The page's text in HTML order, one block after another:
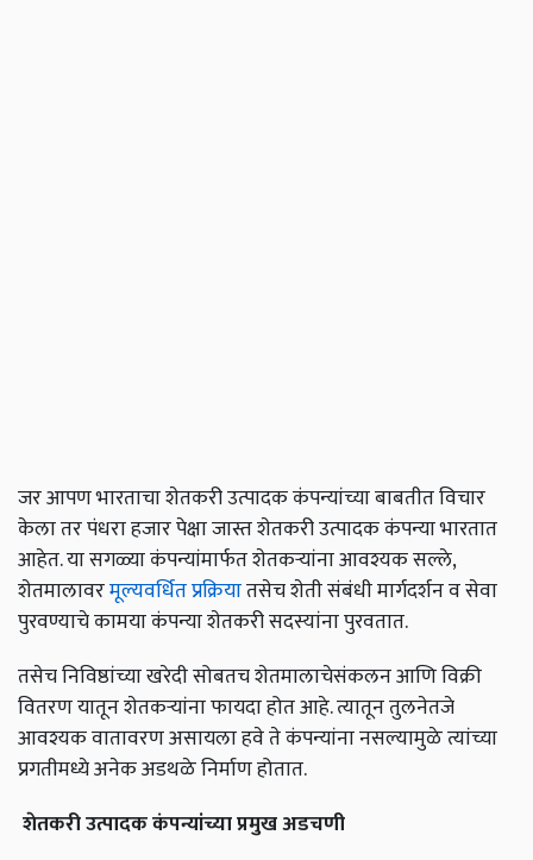
जर आपण भारताचा शेतकरी उत्पादक कंपन्यांच्या बाबतीत विचार
केला तर पंधरा हजार पेक्षा जास्त शेतकरी उत्पादक कंपन्या भारतात
आहेत. या सगळ्या कंपन्यांमार्फत शेतकऱ्यांना आवश्यक सल्ले,
शेतमालावरमूल्यवर्धित प्रक्रियातसेच शेती संबंधी मार्गदर्शन व सेवा
पुरवण्याचे कामया कंपन्या शेतकरी सदस्यांना पुरवतात.
तसेच निविष्ठांच्या खरेदी सोबतच शेतमालाचेसंकलन आणि विक्री
वितरण यातून शेतकऱ्यांना फायदा होत आहे. त्यातून तुलनेतजे
आवश्यक वातावरण असायला हवे ते कंपन्यांना नसल्यामुळे त्यांच्या
प्रगतीमध्ये अनेक अडथळे निर्माण होतात.
शेतकरीउत्पादककंपन्यांच्याप्रमुखअडचणी